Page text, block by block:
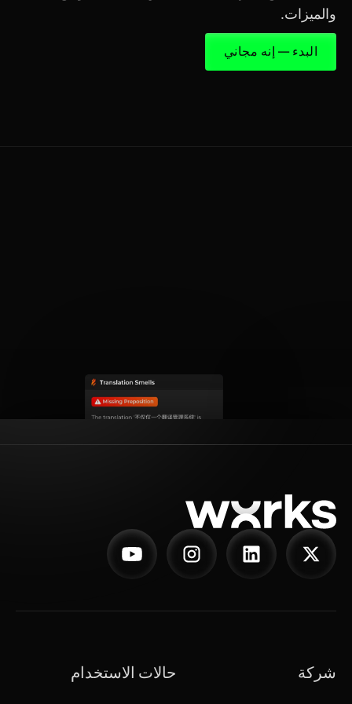
والميزات.
البدء — إنه مجاني
شركة حالات الاستخدام